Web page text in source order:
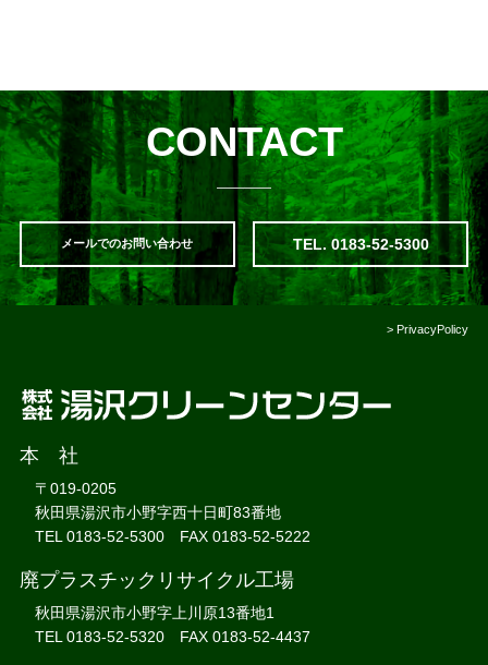
CONTACT
メールでのお問い合わせ TEL. 0183-52-5300
>PrivacyPolicy
本 社
〒019-0205
秋田県湯沢市小野字西十日町83番地
TEL 0183-52-5300 FAX 0183-52-5222
廃プラスチックリサイクル工場
秋田県湯沢市小野字上川原13番地1
TEL 0183-52-5320 FAX 0183-52-4437